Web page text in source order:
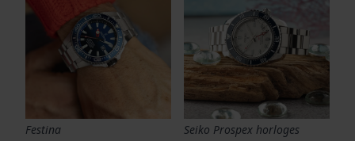
Festina Seiko Prospex horloges